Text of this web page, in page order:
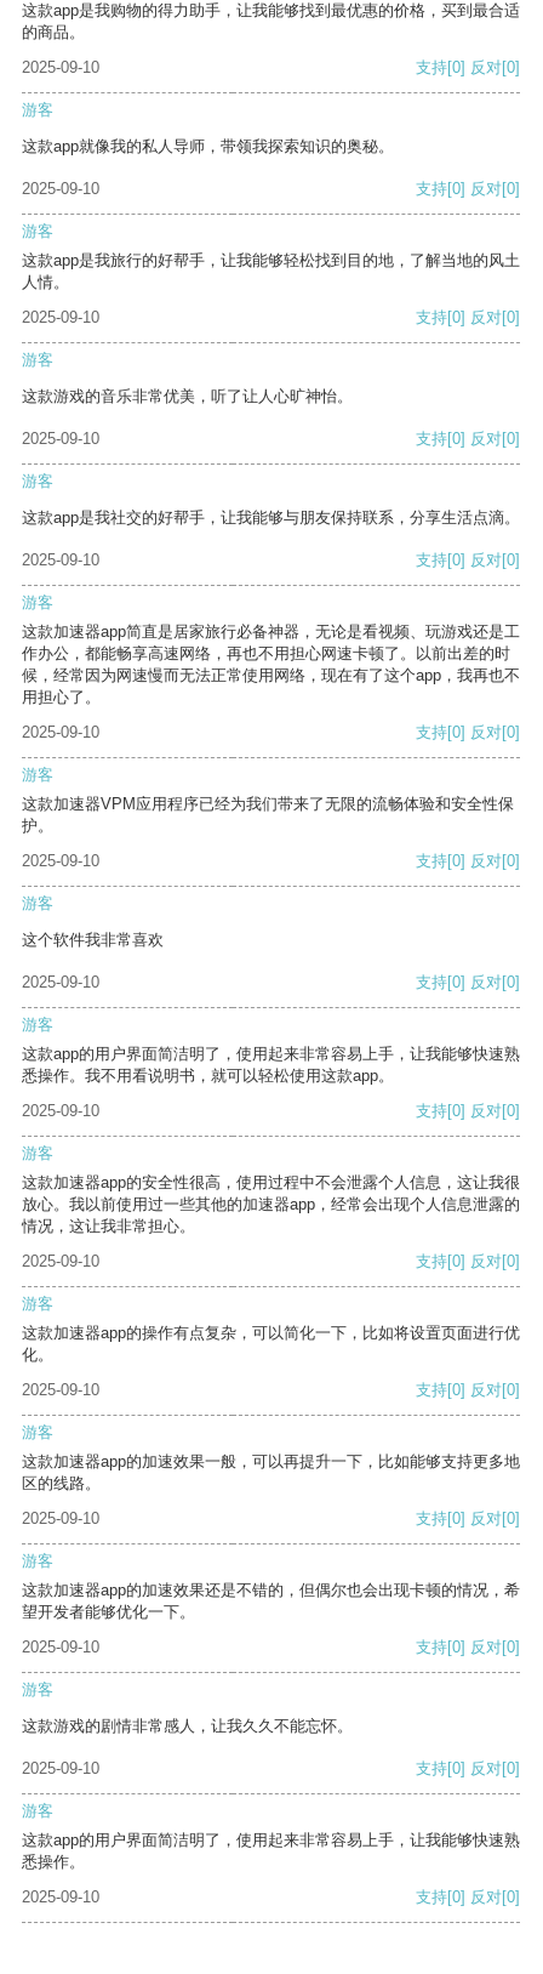
这款app是我购物的得力助手，让我能够找到最优惠的价格，买到最合适
的商品。
2025-09-10
支持[0] 反对[0]
游客
这款app就像我的私人导师，带领我探索知识的奥秘。
2025-09-10 支持[0] 反对[0]
游客
这款app是我旅行的好帮手，让我能够轻松找到目的地，了解当地的风土
人情。
2025-09-10
支持[0] 反对[0]
游客
这款游戏的音乐非常优美，听了让人心旷神怡。
2025-09-10 支持[0] 反对[0]
游客
这款app是我社交的好帮手，让我能够与朋友保持联系，分享生活点滴。
2025-09-10 支持[0] 反对[0]
游客
这款加速器app简直是居家旅行必备神器，无论是看视频、玩游戏还是工
作办公，都能畅享高速网络，再也不用担心网速卡顿了。以前出差的时
候，经常因为网速慢而无法正常使用网络，现在有了这个app，我再也不
用担心了。
2025-09-10
支持[0] 反对[0]
游客
这款加速器VPM应用程序已经为我们带来了无限的流畅体验和安全性保
护。
2025-09-10
支持[0] 反对[0]
游客
这个软件我非常喜欢
2025-09-10 支持[0] 反对[0]
游客
这款app的用户界面简洁明了，使用起来非常容易上手，让我能够快速熟
悉操作。我不用看说明书，就可以轻松使用这款app。
2025-09-10
支持[0] 反对[0]
游客
这款加速器app的安全性很高，使用过程中不会泄露个人信息，这让我很
放心。我以前使用过一些其他的加速器app，经常会出现个人信息泄露的
情况，这让我非常担心。
2025-09-10
支持[0] 反对[0]
游客
这款加速器app的操作有点复杂，可以简化一下，比如将设置页面进行优
化。
2025-09-10
支持[0] 反对[0]
游客
这款加速器app的加速效果一般，可以再提升一下，比如能够支持更多地
区的线路。
2025-09-10
支持[0] 反对[0]
游客
这款加速器app的加速效果还是不错的，但偶尔也会出现卡顿的情况，希
望开发者能够优化一下。
2025-09-10
支持[0] 反对[0]
游客
这款游戏的剧情非常感人，让我久久不能忘怀。
2025-09-10 支持[0] 反对[0]
游客
这款app的用户界面简洁明了，使用起来非常容易上手，让我能够快速熟
悉操作。
2025-09-10
支持[0] 反对[0]